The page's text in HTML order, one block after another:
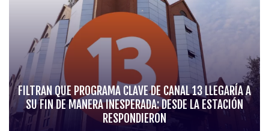
FILTRAN QUE PROGRAMA CLAVE DE CANAL 13 LLEGARÍA A
SU FIN DE MANERA INESPERADA: DESDE LA ESTACIÓN
RESPONDIERON